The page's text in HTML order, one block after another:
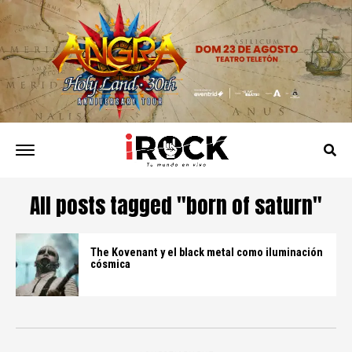
All posts tagged "born of saturn"
The Kovenant y el black metal como iluminación
cósmica